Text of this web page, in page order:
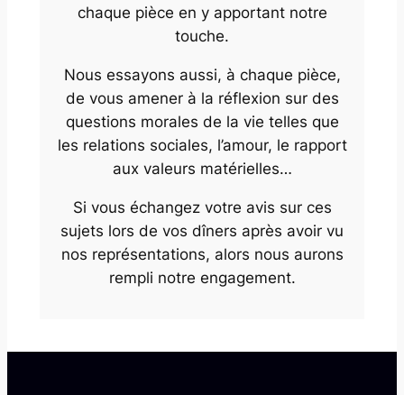
chaque pièce en y apportant notre
touche.
Nous essayons aussi, à chaque pièce,
de vous amener à la réflexion sur des
questions morales de la vie telles que
les relations sociales, l’amour, le rapport
aux valeurs matérielles…
Si vous échangez votre avis sur ces
sujets lors de vos dîners après avoir vu
nos représentations, alors nous aurons
rempli notre engagement.